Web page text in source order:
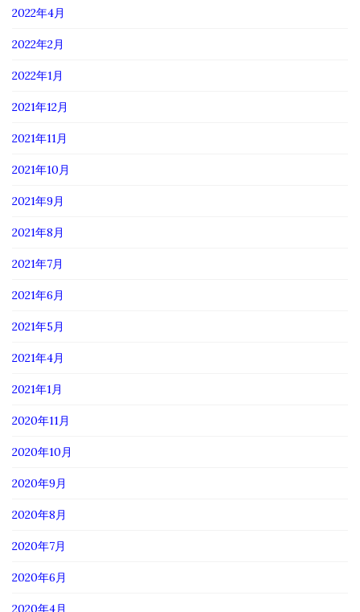
2022年4月
2022年2月
2022年1月
2021年12月
2021年11月
2021年10月
2021年9月
2021年8月
2021年7月
2021年6月
2021年5月
2021年4月
2021年1月
2020年11月
2020年10月
2020年9月
2020年8月
2020年7月
2020年6月
2020年4月